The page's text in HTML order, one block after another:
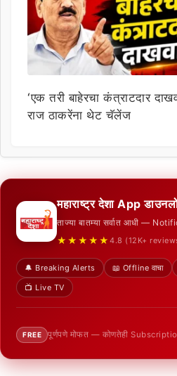
‘एक तरी बाहेरचा कंत्राटदार
राज ठाकरेंना थेट चॅलेंज
महाराष्ट्र देशा App
ताज्या बातम्या सर्वात आधी —
★★★★★ 4.8 (12K+
🔔 Breaking Alerts 📖 Offline वाचा
📺 Live TV
FREE पूर्णपणे मोफत — कोणतेही